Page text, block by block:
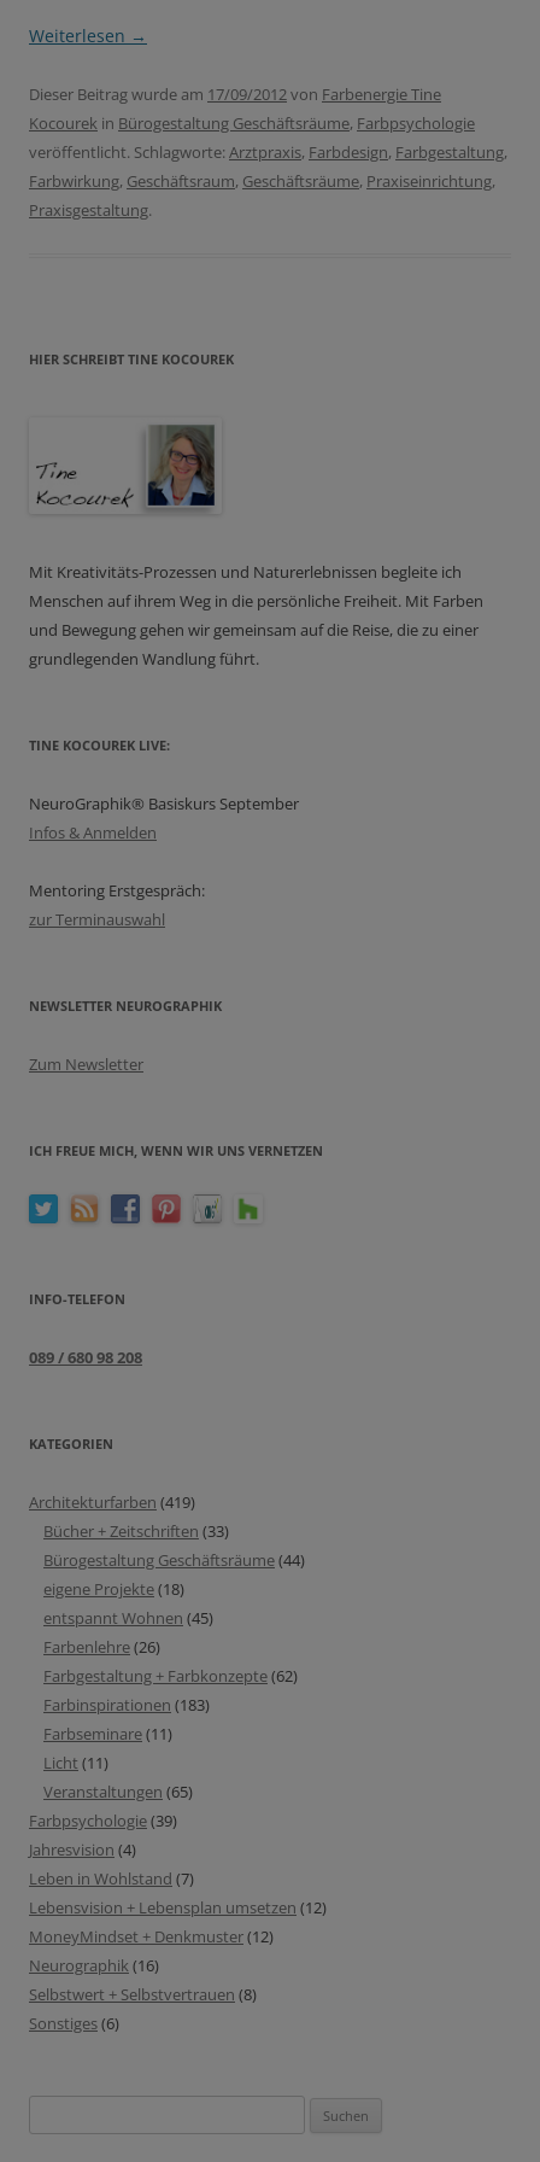
Weiterlesen →
Dieser Beitrag wurde am 17/09/2012von Farbenergie Tine
Kocourek in Bürogestaltung Geschäftsräume, Farbpsychologie
veröffentlicht. Schlagworte: Arztpraxis, Farbdesign, Farbgestaltung,
Farbwirkung, Geschäftsraum, Geschäftsräume, Praxiseinrichtung,
Praxisgestaltung.
HIER SCHREIBT TINE KOCOUREK
Mit Kreativitäts-Prozessen und Naturerlebnissen begleite ich
Menschen auf ihrem Weg in die persönliche Freiheit. Mit Farben
und Bewegung gehen wir gemeinsam auf die Reise, die zu einer
grundlegenden Wandlung führt.
TINE KOCOUREK LIVE:
NeuroGraphik® Basiskurs September
Infos & Anmelden
Mentoring Erstgespräch:
zur Terminauswahl
NEWSLETTER NEUROGRAPHIK
Zum Newsletter
ICH FREUE MICH, WENN WIR UNS VERNETZEN
INFO-TELEFON
089 / 680 98 208
KATEGORIEN
Architekturfarben (419)
Bücher + Zeitschriften (33)
Bürogestaltung Geschäftsräume(44)
eigene Projekte(18)
entspannt Wohnen (45)
Farbenlehre(26)
Farbgestaltung + Farbkonzepte(62)
Farbinspirationen (183)
Farbseminare(11)
Licht (11)
Veranstaltungen (65)
Farbpsychologie(39)
Jahresvision (4)
Leben in Wohlstand (7)
Lebensvision + Lebensplan umsetzen (12)
MoneyMindset + Denkmuster(12)
Neurographik(16)
Selbstwert + Selbstvertrauen (8)
Sonstiges(6)
nach: